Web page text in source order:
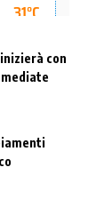
con